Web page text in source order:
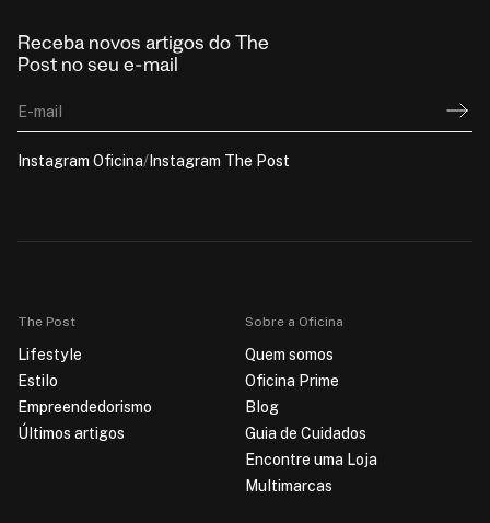
Receba novos artigos do The
Post no seu e-mail
E-mail
Instagram Oficina/ Instagram The Post
The Post
Lifestyle
Estilo
Empreendedorismo
Últimos artigos
Sobre a Oficina
Quem somos
Oficina Prime
Blog
Guia de Cuidados
Encontre uma Loja
Multimarcas